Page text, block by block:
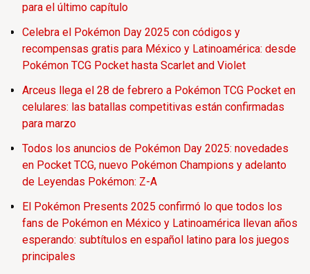
para el último capítulo
Celebra el Pokémon Day 2025 con códigos y
recompensas gratis para México y Latinoamérica: desde
Pokémon TCG Pocket hasta Scarlet and Violet
Arceus llega el 28 de febrero a Pokémon TCG Pocket en
celulares: las batallas competitivas están confirmadas
para marzo
Todos los anuncios de Pokémon Day 2025: novedades
en Pocket TCG, nuevo Pokémon Champions y adelanto
de Leyendas Pokémon: Z-A
El Pokémon Presents 2025 confirmó lo que todos los
fans de Pokémon en México y Latinoamérica llevan años
esperando: subtítulos en español latino para los juegos
principales